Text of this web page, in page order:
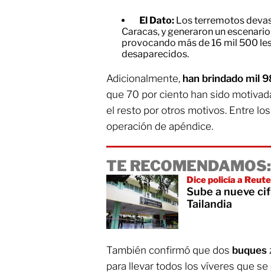
El Dato: Los terremotos
Caracas, y generaron un
provocando más de 16 mil 500
desaparecidos.
Adicionalmente, han brindado mil
que 70 por ciento han sido
el resto por otros motivos. Entre
operación de apéndice.
TE RECOMENDAMOS:
Dice policía a
Sube a nueve
Tailandia
También confirmó que dos buques
para llevar todos los víveres que